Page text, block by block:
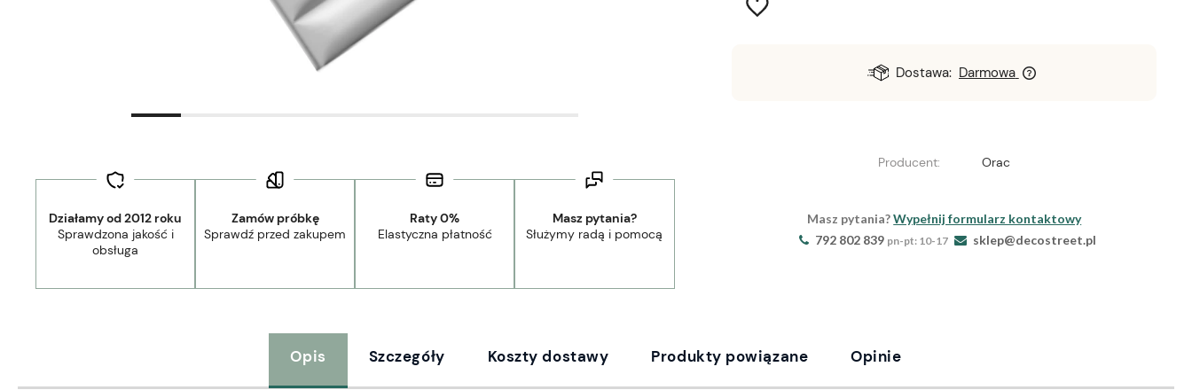
Działamy od 2012 roku
Sprawdzona jakość i
obsługa
Zamów próbkę
Sprawdź przed zakupem
Raty 0%
Elastyczna płatność
Masz pytania?
Służymy radą i pomocą
Dostawa: Darmowa
Producent: Orac
Masz pytania?Wypełnij formularz kontaktowy
792 802 839 pn-pt: 10-17 sklep@decostreet.pl
Opis Szczegóły Koszty dostawy Produkty powiązane Opinie